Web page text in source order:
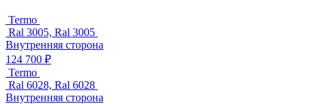
Termo
Ral 3005, Ral 3005
Внутренняя сторона
124 700 ₽
Termo
Ral 6028, Ral 6028
Внутренняя сторона